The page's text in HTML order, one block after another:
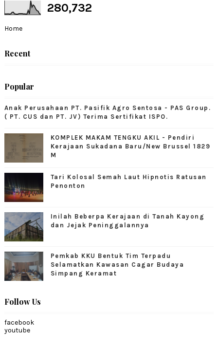
280,732
Home
Recent
Popular
Anak Perusahaan PT. Pasifik Agro Sentosa - PAS Group.
( PT. CUS dan PT. JV) Terima Sertifikat ISPO.
KOMPLEK MAKAM TENGKU AKIL - Pendiri
Kerajaan Sukadana Baru/New Brussel 1829
M
Tari Kolosal Semah Laut Hipnotis Ratusan
Penonton
Inilah Beberpa Kerajaan di Tanah Kayong
dan Jejak Peninggalannya
Pemkab KKU Bentuk Tim Terpadu
Selamatkan Kawasan Cagar Budaya
Simpang Keramat
Follow Us
facebook
youtube